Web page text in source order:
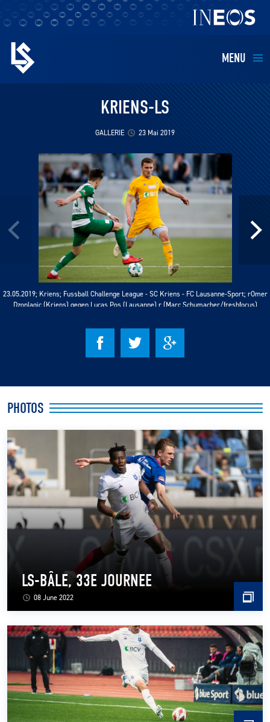
MENU
BUSINESS
RESTAURATION
CLUB
LS E-SHOP
L’APP DU LS
LS ACADEMY CAMPS
MATCH DES CELEBRITES
PRESSE ET MEDIAS
KRIENS-LS
GALLERIE 23 Mai 2019
23.05.2019; Kriens; Fussball Challenge League - SC Kriens - FC Lausanne-Sport; rOmer
Dzonlagic (Kriens) gegen Lucas Pos (Lausanne) r (Marc Schumacher/freshfocus)
PHOTOS
08 June 2022
LS-BÂLE, 33E JOURNEE